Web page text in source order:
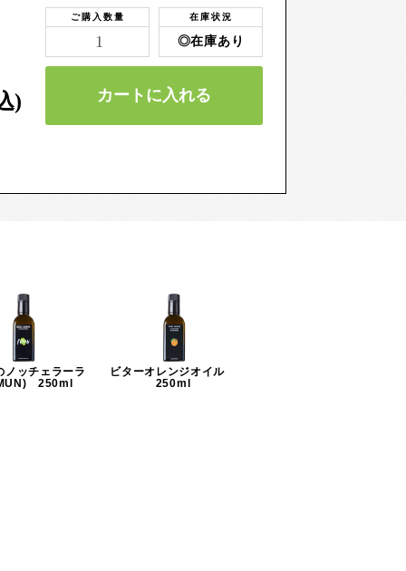
)
ご購入数量 在庫状況
◎在庫あり
カートに入れる
ノッチェラーラ
250ml
ビターオレンジオイル
250ml